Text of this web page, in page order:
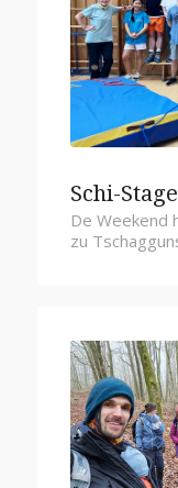
Schi-
De Weekend
zu